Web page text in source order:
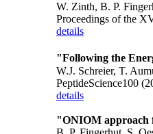
W. Zinth, B. P.
Proceedings of the
details
"Following the
W.J. Schreier, T.
PeptideScience100
details
"ONIOM approach